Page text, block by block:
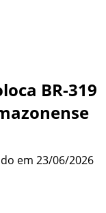
BR-319
em 23/06/2026